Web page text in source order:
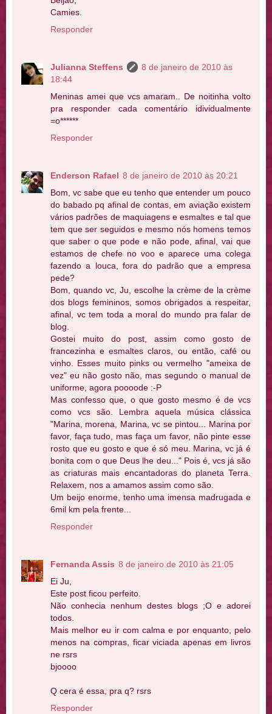
Camies.
Responder
Julianna Steffens
8 de janeiro de 2010 às
18:44
Meninas amei que vcs amaram.. De noitinha volto
pra responder cada comentário idividualmente
=o******
Responder
Enderson Rafael 8 de janeiro de 2010 às 20:21
Bom, vc sabe que eu tenho que entender um pouco
do babado pq afinal de contas, em aviação existem
vários padrões de maquiagens e esmaltes e tal que
tem que ser seguidos e mesmo nós homens temos
que saber o que pode e não pode, afinal, vai que
estamos de chefe no voo e aparece uma colega
fazendo a louca, fora do padrão que a empresa
pede?
Bom, quando vc, Ju, escolhe la crème de la crème
dos blogs femininos, somos obrigados a respeitar,
afinal, vc tem toda a moral do mundo pra falar de
blog.
Gostei muito do post, assim como gosto de
francezinha e esmaltes claros, ou então, café ou
vinho. Esses muito pinks ou vermelho "ameixa de
vez" eu não gosto não, mas segundo o manual de
uniforme, agora poooode :-P
Mas confesso que, o que gosto mesmo é de vcs
como vcs são. Lembra aquela música clássica
"Marina, morena, Marina, vc se pintou... Marina por
favor, faça tudo, mas faça um favor, não pinte esse
rosto que eu gosto e que é só meu. Marina, vc já é
bonita com o que Deus lhe deu..." Pois é, vcs já são
as criaturas mais encantadoras do planeta Terra.
Relaxem, nos a amamos assim como são.
Um beijo enorme, tenho uma imensa madrugada e
6mil km pela frente...
Responder
Fernanda Assis 8 de janeiro de 2010 às 21:05
Ei Ju,
Este post ficou perfeito.
Não conhecia nenhum destes blogs ;O e adorei
todos.
Mais melhor eu ir com calma e por enquanto, pelo
menos na compras, ficar viciada apenas em livros
ne rsrs
bjoooo
Q cera é essa, pra q? rsrs
Responder